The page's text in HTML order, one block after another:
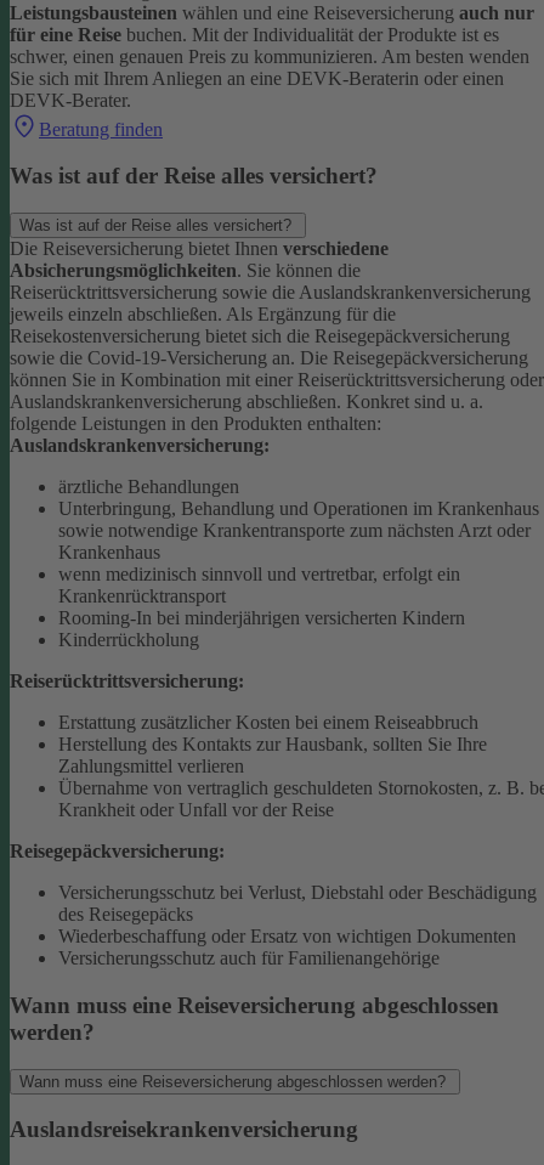
Leistungsbausteinen wählen und eine Reiseversicherung auch nur
für eine Reise buchen. Mit der Individualität der Produkte ist es
schwer, einen genauen Preis zu kommunizieren. Am besten wenden
Sie sich mit Ihrem Anliegen an eine DEVK-Beraterin oder einen
DEVK-Berater.
Beratung finden
Was ist auf der Reise alles versichert?
Was ist auf der Reise alles versichert?
Die Reiseversicherung bietet Ihnen verschiedene
Absicherungsmöglichkeiten. Sie können die
Reiserücktrittsversicherung sowie die Auslandskrankenversicherung
jeweils einzeln abschließen. Als Ergänzung für die
Reisekostenversicherung bietet sich die Reisegepäckversicherung
sowie die Covid-19-Versicherung an. Die Reisegepäckversicherung
können Sie in Kombination mit einer Reiserücktrittsversicherung oder
Auslandskrankenversicherung abschließen. Konkret sind u. a.
folgende Leistungen in den Produkten enthalten:
Auslandskrankenversicherung:
ärztliche Behandlungen
Unterbringung, Behandlung und Operationen im Krankenhaus
sowie notwendige Krankentransporte zum nächsten Arzt oder
Krankenhaus
wenn medizinisch sinnvoll und vertretbar, erfolgt ein
Krankenrücktransport
Rooming-In bei minderjährigen versicherten Kindern
Kinderrückholung
Reiserücktrittsversicherung:
Erstattung zusätzlicher Kosten bei einem Reiseabbruch
Herstellung des Kontakts zur Hausbank, sollten Sie Ihre
Zahlungsmittel verlieren
Übernahme von vertraglich geschuldeten Stornokosten, z. B.
Krankheit oder Unfall vor der Reise
Reisegepäckversicherung:
Versicherungsschutz bei Verlust, Diebstahl oder Beschädigung
des Reisegepäcks
Wiederbeschaffung oder Ersatz von wichtigen Dokumenten
Versicherungsschutz auch für Familienangehörige
Wann muss eine Reiseversicherung abgeschlossen
werden?
Wann muss eine Reiseversicherung abgeschlossen werden?
Auslandsreisekrankenversicherung